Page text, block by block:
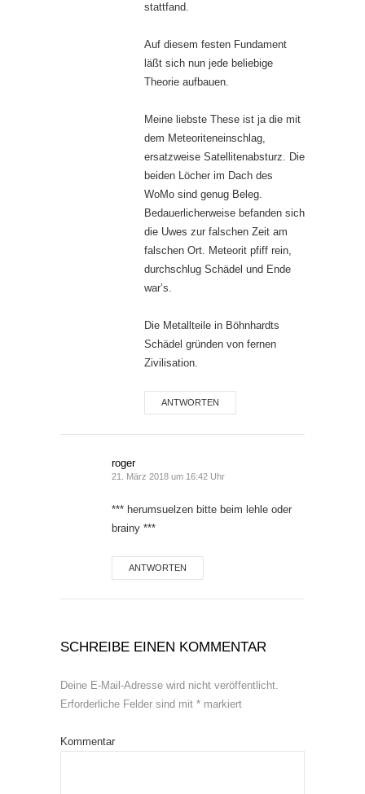
stattfand.
Auf diesem festen Fundament
läßt sich nun jede beliebige
Theorie aufbauen.
Meine liebste These ist ja die mit
dem Meteoriteneinschlag,
ersatzweise Satellitenabsturz. Die
beiden Löcher im Dach des
WoMo sind genug Beleg.
Bedauerlicherweise befanden sich
die Uwes zur falschen Zeit am
falschen Ort. Meteorit pfiff rein,
durchschlug Schädel und Ende
war’s.
Die Metallteile in Böhnhardts
Schädel gründen von fernen
Zivilisation.
ANTWORTEN
roger
21. März 2018 um 16:42 Uhr
*** herumsuelzen bitte beim lehle oder
brainy ***
ANTWORTEN
SCHREIBE EINEN KOMMENTAR
Deine E-Mail-Adresse wird nicht veröffentlicht.
Erforderliche Felder sind mit * markiert
Kommentar